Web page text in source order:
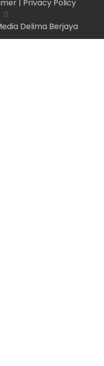
| Privacy Policy
Delima Berjaya